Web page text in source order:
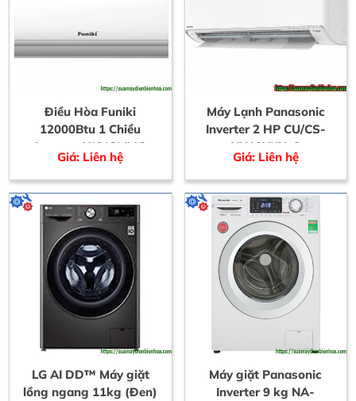
Điều Hòa Funiki
12000Btu 1 Chiều
Inverter HIC12MMC
1.5HP
Giá: Liên hệ
Máy Lạnh Panasonic
Inverter 2 HP CU/CS-
XU18XKH-8
Giá: Liên hệ
LG AI DD™ Máy giặt
lồng ngang 11kg (Đen)
Máy giặt Panasonic
Inverter 9 kg NA-